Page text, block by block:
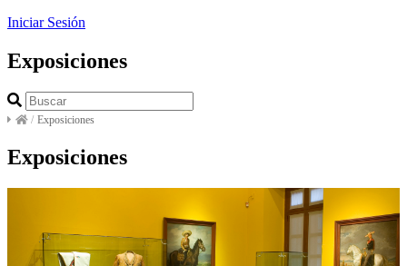
Iniciar Sesión
Exposiciones
/ Exposiciones
Exposiciones